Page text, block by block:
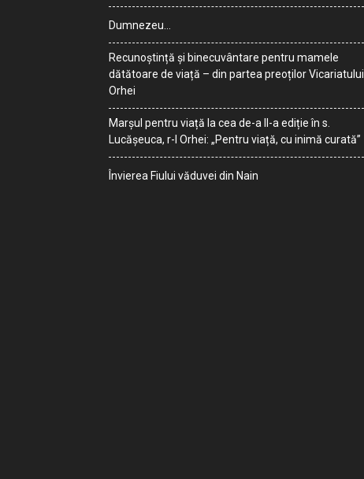
Dumnezeu…
Recunoștință și binecuvântare pentru mamele
dătătoare de viață – din partea preoților Vicariatului
Orhei
Marșul pentru viață la cea de-a II-a ediție în s.
Lucășeuca, r-l Orhei: „Pentru viață, cu inimă curată”
Învierea Fiului văduvei din Nain